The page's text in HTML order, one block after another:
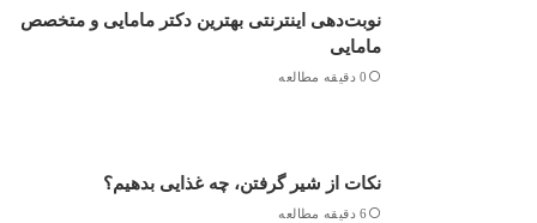
نوبت‌دهی اینترنتی بهترین دکتر مامایی و متخصص
مامایی
0 دقیقه مطالعه
نکات از شیر گرفتن، چه غذایی بدهیم؟
6 دقیقه مطالعه